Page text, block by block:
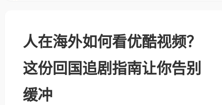
人在海外如何看优酷视频？
这份回国追剧指南让你告别
缓冲